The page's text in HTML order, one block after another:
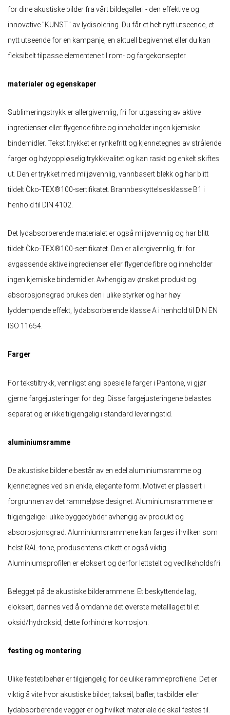
for dine akustiske bilder fra vårt bildegalleri - den effektive og
innovative "KUNST" av lydisolering. Du får et helt nytt utseende, et
nytt utseende for en kampanje, en aktuell begivenhet eller du kan
fleksibelt tilpasse elementene til rom- og fargekonsepter
materialer og egenskaper
Sublimeringstrykk er allergivennlig, fri for utgassing av aktive
ingredienser eller flygende fibre og inneholder ingen kjemiske
bindemidler. Tekstiltrykket er rynkefritt og kjennetegnes av strålende
farger og høyoppløselig trykkkvalitet og kan raskt og enkelt skiftes
ut. Den er trykket med miljøvennlig, vannbasert blekk og har blitt
tildelt Öko-TEX®100-sertifikatet. Brannbeskyttelsesklasse B1 i
henhold til DIN 4102.
Det lydabsorberende materialet er også miljøvennlig og har blitt
tildelt Öko-TEX®100-sertifikatet. Den er allergivennlig, fri for
avgassende aktive ingredienser eller flygende fibre og inneholder
ingen kjemiske bindemidler. Avhengig av ønsket produkt og
absorpsjonsgrad brukes den i ulike styrker og har høy
lyddempende effekt, lydabsorberende klasse A i henhold til DIN EN
ISO 11654.
Farger
For tekstiltrykk, vennligst angi spesielle farger i Pantone, vi gjør
gjerne fargejusteringer for deg. Disse fargejusteringene belastes
separat og er ikke tilgjengelig i standard leveringstid.
aluminiumsramme
De akustiske bildene består av en edel aluminiumsramme og
kjennetegnes ved sin enkle, elegante form. Motivet er plassert i
forgrunnen av det rammeløse designet. Aluminiumsrammene er
tilgjengelige i ulike byggedybder avhengig av produkt og
absorpsjonsgrad. Aluminiumsrammene kan farges i hvilken som
helst RAL-tone, produsentens etikett er også viktig.
Aluminiumsprofilen er eloksert og derfor lettstelt og vedlikeholdsfri.
Belegget på de akustiske bilderammene: Et beskyttende lag,
eloksert, dannes ved å omdanne det øverste metalllaget til et
oksid/hydroksid, dette forhindrer korrosjon.
festing og montering
Ulike festetilbehør er tilgjengelig for de ulike rammeprofilene. Det er
viktig å vite hvor akustiske bilder, takseil, bafler, takbilder eller
lydabsorberende vegger er og hvilket materiale de skal festes til.